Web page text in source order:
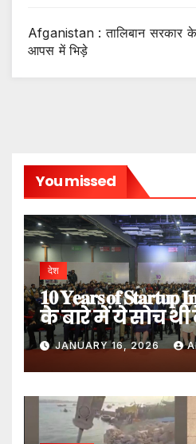
Afganistan : तालिबान सरकार
आपस में भिड़े
You missed
देश
𝟏𝟎 𝐘𝐞𝐚𝐫𝐬 𝐨𝐟 𝐒𝐭𝐚𝐫𝐭𝐮𝐩
के बारे में ये सोच
JANUARY 16, 2026